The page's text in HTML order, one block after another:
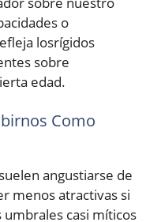
o
losrígidos
sobre
edad.
Como
angustiarse de
menos atractivas si
casi míticos